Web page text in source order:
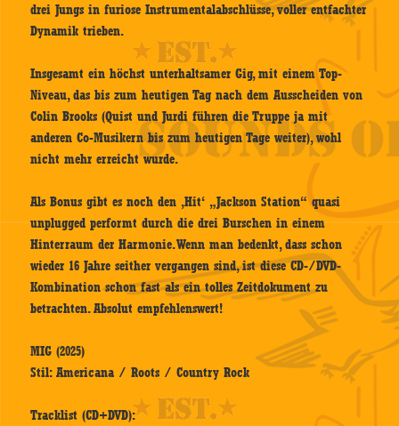
drei Jungs in furiose Instrumentalabschlüsse, voller entfachter
Dynamik trieben.
Insgesamt ein höchst unterhaltsamer Gig, mit einem Top-
Niveau, das bis zum heutigen Tag nach dem Ausscheiden von
Colin Brooks (Quist und Jurdi führen die Truppe ja mit
anderen Co-Musikern bis zum heutigen Tage weiter), wohl
nicht mehr erreicht wurde.
Als Bonus gibt es noch den ‚Hit‘ „Jackson Station“ quasi
unplugged performt durch die drei Burschen in einem
Hinterraum der Harmonie. Wenn man bedenkt, dass schon
wieder 16 Jahre seither vergangen sind, ist diese CD-/DVD-
Kombination schon fast als ein tolles Zeitdokument zu
betrachten. Absolut empfehlenswert!
MIG (2025)
Stil: Americana / Roots / Country Rock
Tracklist (CD+DVD):